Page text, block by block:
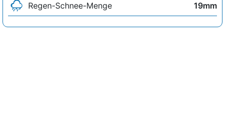
Regen-Schnee-Menge
19mm